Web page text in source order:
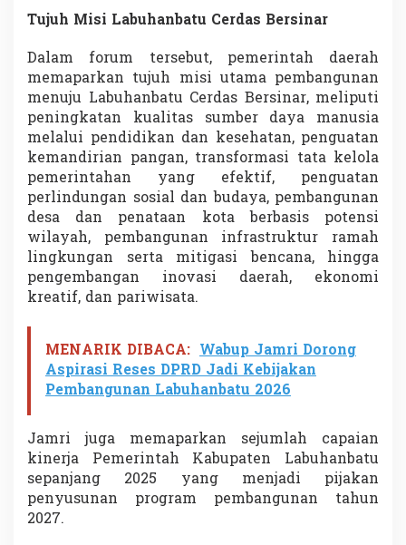
K
s
e
j
a
h
t
e
r
a
a
n
M
a
s
y
a
k
a
t
Tujuh Misi Labuhanbatu Cerdas Bersinar
Dalam forum tersebut, pemerintah daerah
memaparkan tujuh misi utama pembangunan
menuju Labuhanbatu Cerdas Bersinar, meliputi
peningkatan kualitas sumber daya manusia
melalui pendidikan dan kesehatan, penguatan
kemandirian pangan, transformasi tata kelola
pemerintahan yang efektif, penguatan
perlindungan sosial dan budaya, pembangunan
desa dan penataan kota berbasis potensi
wilayah, pembangunan infrastruktur ramah
lingkungan serta mitigasi bencana, hingga
pengembangan inovasi daerah, ekonomi
kreatif, dan pariwisata.
MENARIK DIBACA: Wabup Jamri Dorong
Aspirasi Reses DPRD Jadi Kebijakan
Pembangunan Labuhanbatu 2026
Jamri juga memaparkan sejumlah capaian
kinerja Pemerintah Kabupaten Labuhanbatu
sepanjang 2025 yang menjadi pijakan
penyusunan program pembangunan tahun
2027.